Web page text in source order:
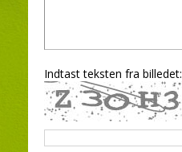
Indtast teksten fra billedet: